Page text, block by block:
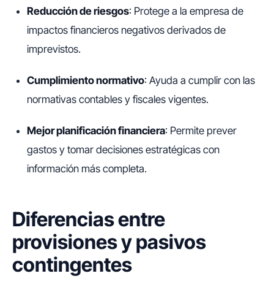
Reducción de riesgos: Protege a la empresa de
impactos financieros negativos derivados de
imprevistos.
Cumplimiento normativo: Ayuda a cumplir con las
normativas contables y fiscales vigentes.
Mejor planificación financiera: Permite prever
gastos y tomar decisiones estratégicas con
información más completa.
Diferencias entre
provisiones y pasivos
contingentes